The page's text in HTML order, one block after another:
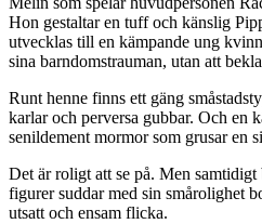
Hon gestaltar en tuff och känslig
utvecklas till en kämpande ung
sina barndomstrauman, utan att
Runt henne finns ett gäng
karlar och perversa gubbar. Och en
senildement mormor som grusar en
Det är roligt att se på. Men
figurer suddar med sin smårolighet
utsatt och ensam flicka.